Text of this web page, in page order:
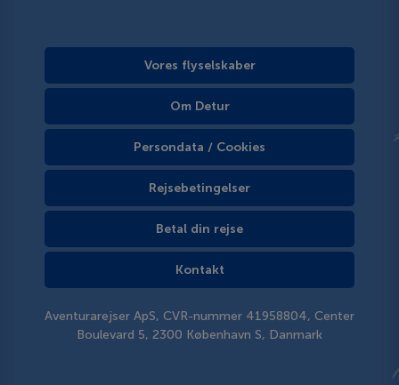
Vores flyselskaber
Om Detur
Persondata / Cookies
Rejsebetingelser
Betal din rejse
Kontakt
Aventurarejser ApS, CVR-nummer 41958804, Center
Boulevard 5, 2300 København S, Danmark